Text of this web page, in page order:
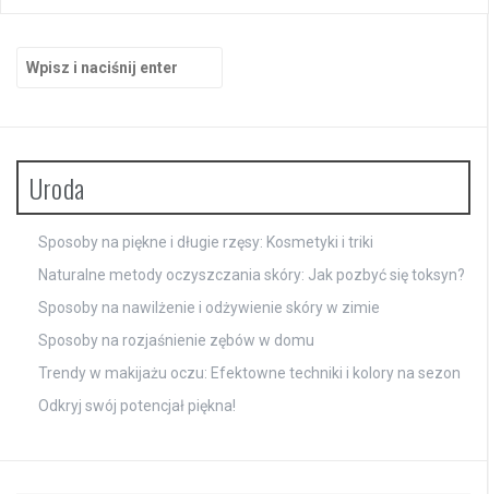
Uroda
Sposoby na piękne i długie rzęsy: Kosmetyki i triki
Naturalne metody oczyszczania skóry: Jak pozbyć się toksyn?
Sposoby na nawilżenie i odżywienie skóry w zimie
Sposoby na rozjaśnienie zębów w domu
Trendy w makijażu oczu: Efektowne techniki i kolory na sezon
Odkryj swój potencjał piękna!